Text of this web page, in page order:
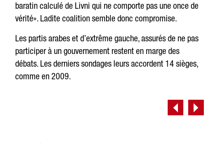
baratin calculé de Livni qui ne comporte pas une once de
vérité». Ladite coalition semble donc compromise.
Les partis arabes et d’extrême gauche, assurés de ne pas
participer à un gouvernement restent en marge des
débats. Les derniers sondages leurs accordent 14 sièges,
comme en 2009.